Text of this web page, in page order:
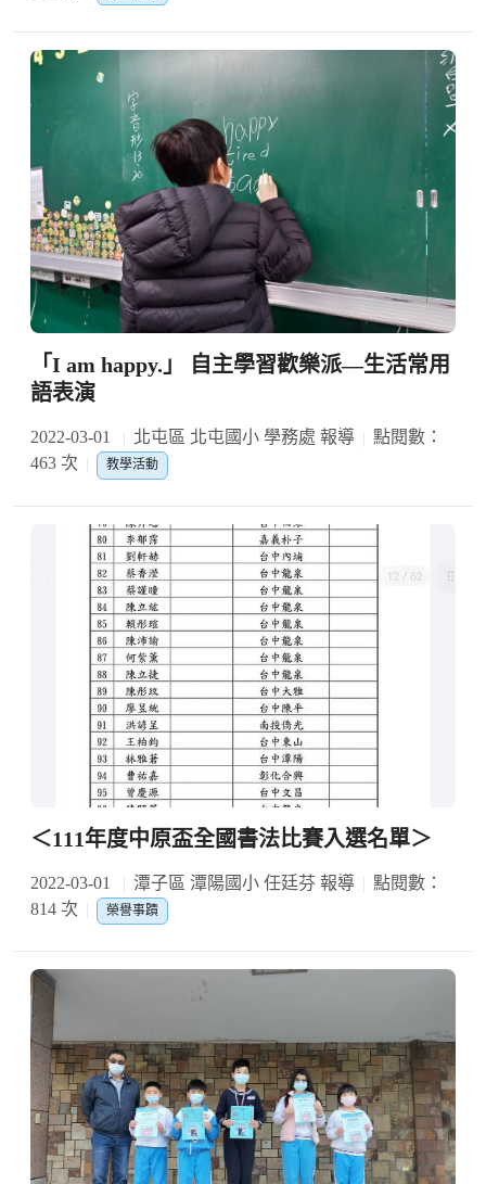
「I am happy.」 自主學習歡樂派—生活常用
語表演
2022-03-01 北屯區 北屯國小 學務處 報導
點閱數：
463 次
教學活動
＜111年度中原盃全國書法比賽入選名單＞
2022-03-01 潭子區 潭陽國小 任廷芬 報導
點閱數：
814 次
榮譽事蹟